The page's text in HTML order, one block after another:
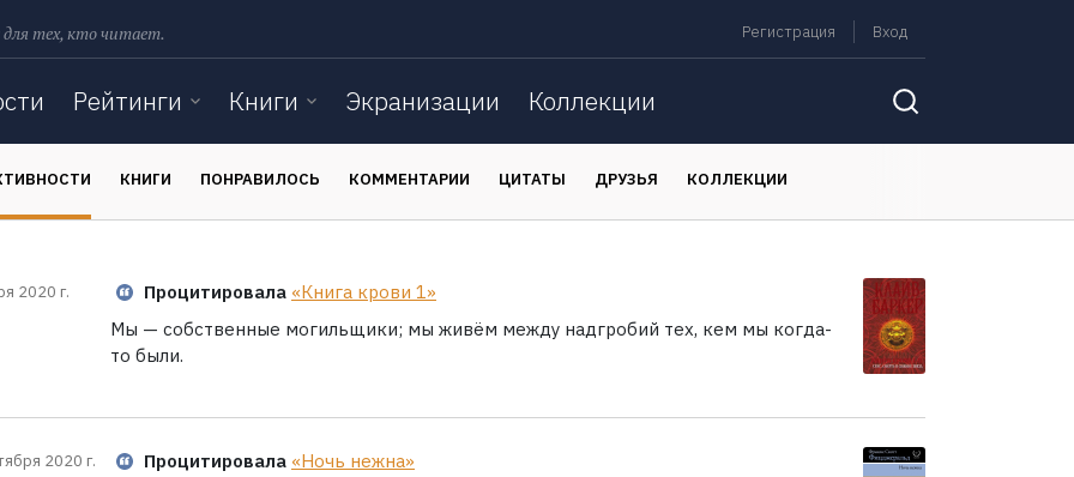
для тех, кто читает. Регистрация Вход
Рейтинги Книги Экранизации Коллекции
КНИГИ ПОНРАВИЛОСЬ КОММЕНТАРИИ ЦИТАТЫ ДРУЗЬЯ КОЛЛЕКЦИИ
2020 г. Процитировала «Книга крови 1»
Мы — собственные могильщики; мы живём между надгробий тех, кем мы когда-
то были.
2020 г. Процитировала «Ночь нежна»